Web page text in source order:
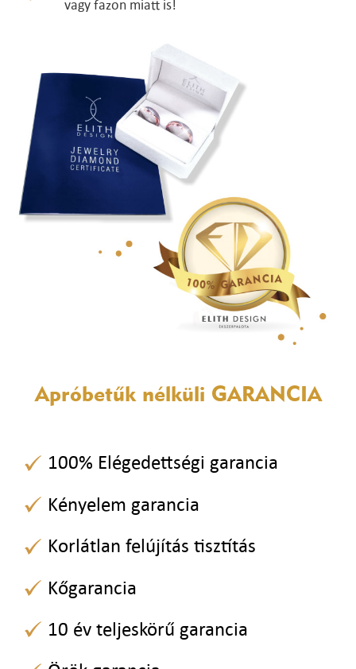
vagy fazon miatt is!
Apróbetűk nélküli GARANCIA
100% Elégedettségi garancia
Kényelem garancia
Korlátlan felújítás tisztítás
Kőgarancia
10 év teljeskörű garancia